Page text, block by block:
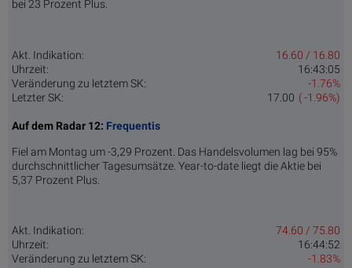
bei 23 Prozent Plus.
Akt. Indikation:
16.60 / 16.80
Uhrzeit:
16:43:05
Veränderung zu letztem SK:
-1.76%
Letzter SK:
( -1.96%)
17.00
Auf dem Radar 12: Frequentis
Fiel am Montag um -3,29 Prozent. Das Handelsvolumen lag bei 95%
durchschnittlicher Tagesumsätze. Year-to-date liegt die Aktie bei
5,37 Prozent Plus.
Akt. Indikation:
74.60 / 75.80
Uhrzeit:
16:44:52
Veränderung zu letztem SK:
-1.83%